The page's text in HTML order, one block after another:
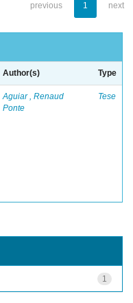
previous 1 next
Author(s) Type
Aguiar , Renaud
Ponte
Tese
1